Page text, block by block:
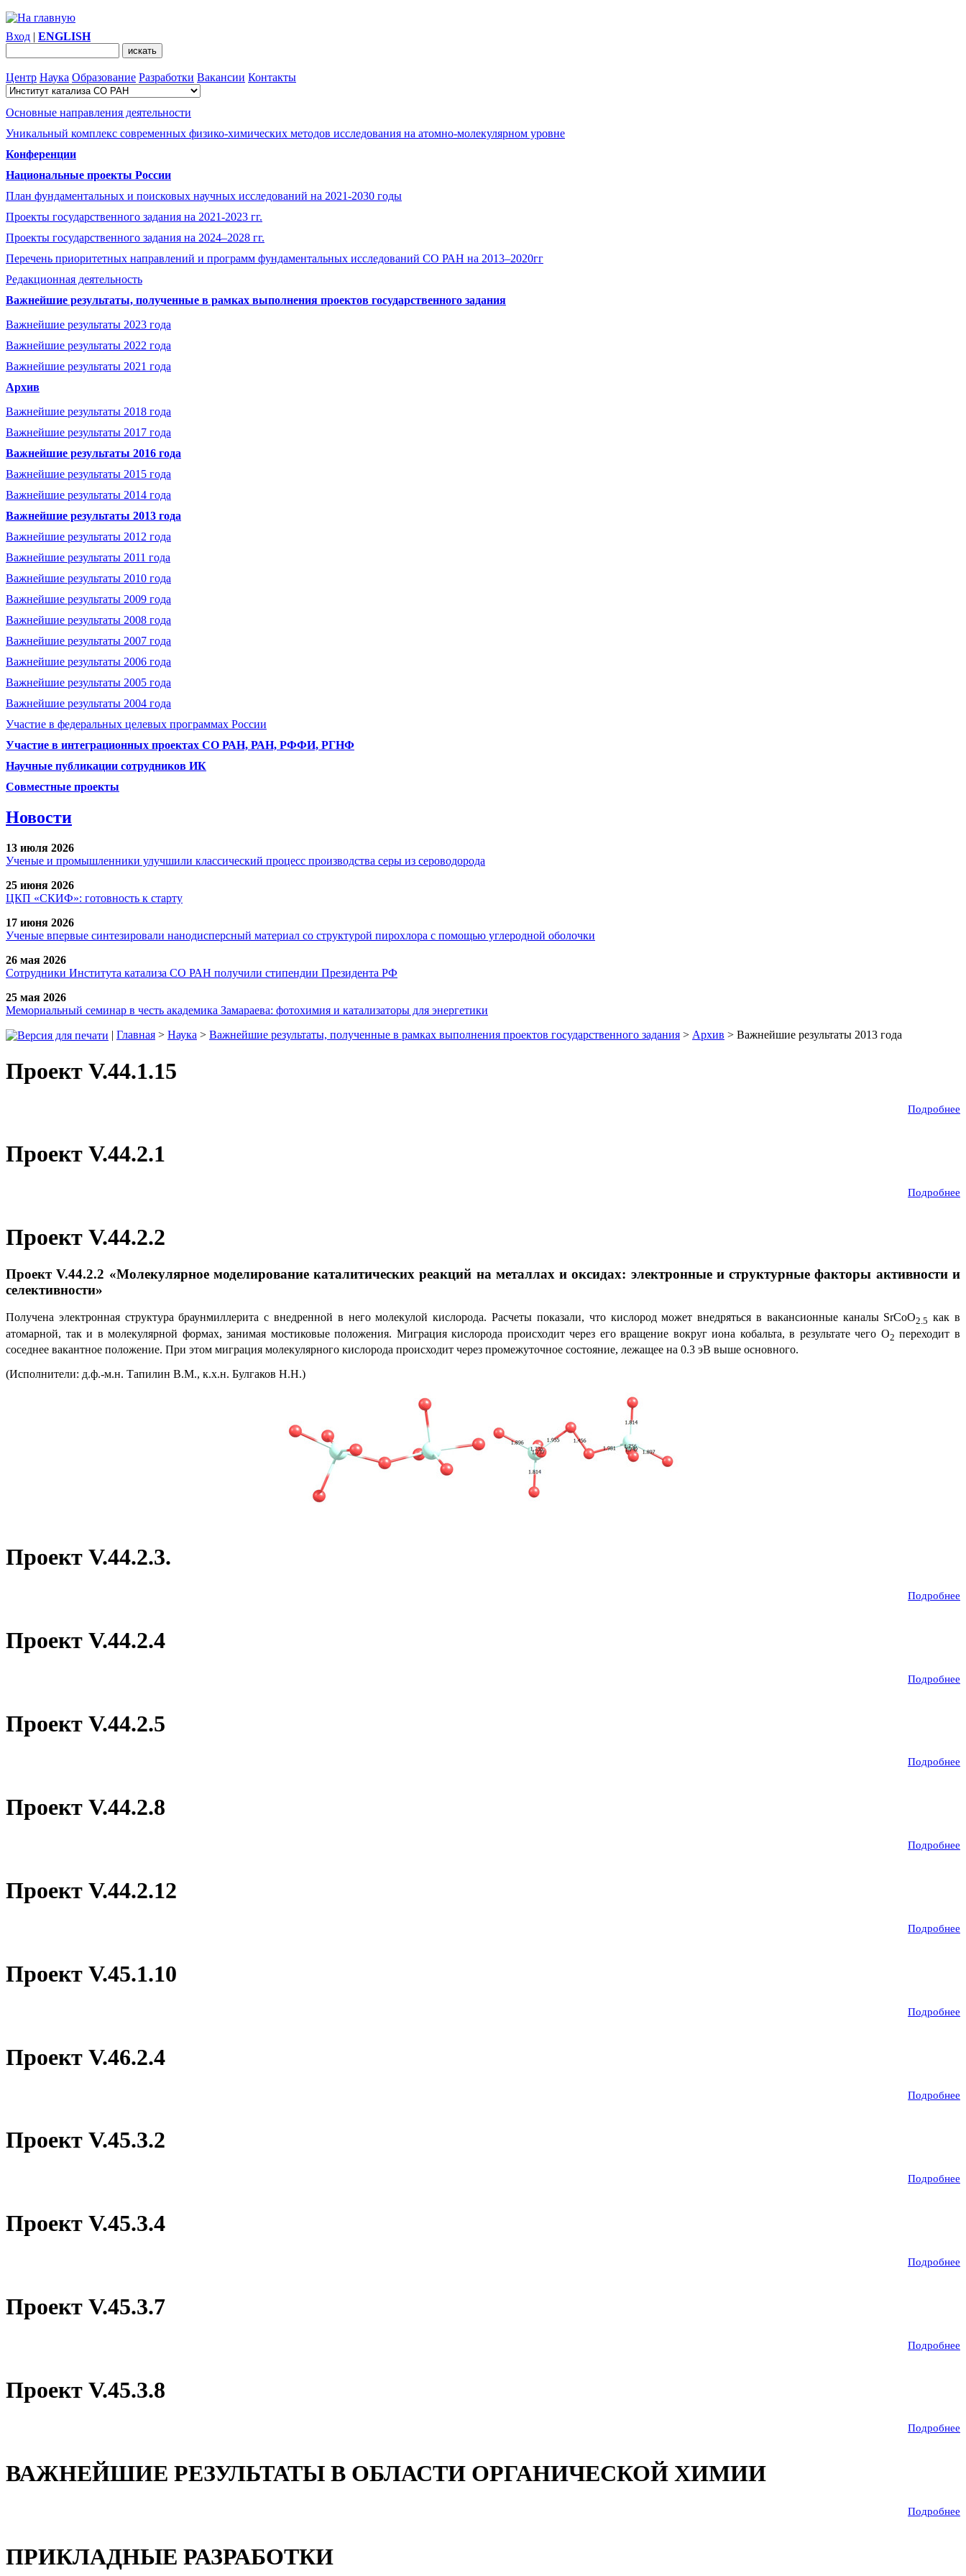
Вход | ENGLISH
Центр Наука Образование Разработки Вакансии Контакты
Основные направления деятельности
Уникальный комплекс современных физико-химических методов исследования на атомно-молекулярном уровне
Конференции
Национальные проекты России
План фундаментальных и поисковых научных исследований на 2021-2030 годы
Проекты государственного задания на 2021-2023 гг.
Проекты государственного задания на 2024–2028 гг.
Перечень приоритетных направлений и программ фундаментальных исследований СО РАН на 2013–2020гг
Редакционная деятельность
Важнейшие результаты, полученные в рамках выполнения проектов государственного задания
Важнейшие результаты 2023 года
Важнейшие результаты 2022 года
Важнейшие результаты 2021 года
Архив
Важнейшие результаты 2018 года
Важнейшие результаты 2017 года
Важнейшие результаты 2016 года
Важнейшие результаты 2015 года
Важнейшие результаты 2014 года
Важнейшие результаты 2013 года
Важнейшие результаты 2012 года
Важнейшие результаты 2011 года
Важнейшие результаты 2010 года
Важнейшие результаты 2009 года
Важнейшие результаты 2008 года
Важнейшие результаты 2007 года
Важнейшие результаты 2006 года
Важнейшие результаты 2005 года
Важнейшие результаты 2004 года
Участие в федеральных целевых программах России
Участие в интеграционных проектах СО РАН, РАН, РФФИ, РГНФ
Научные публикации сотрудников ИК
Совместные проекты
Новости
13 июля 2026
Ученые и промышленники улучшили классический процесс производства серы из сероводорода
25 июня 2026
ЦКП «СКИФ»: готовность к старту
17 июня 2026
Ученые впервые синтезировали нанодисперсный материал со структурой пирохлора с помощью углеродной оболочки
26 мая 2026
Сотрудники Института катализа СО РАН получили стипендии Президента РФ
25 мая 2026
Мемориальный семинар в честь академика Замараева: фотохимия и катализаторы для энергетики
| Главная > Наука > Важнейшие результаты, полученные в рамках выполнения проектов государственного задания > Архив > Важнейшие результаты 2013 года
Проект V.44.1.15
Подробнее
Проект V.44.2.1
Подробнее
Проект V.44.2.2
Проект V.44.2.2 «Молекулярное моделирование каталитических реакций на металлах и оксидах: электронные и структурные факторы активности и
селективности»
Получена электронная структура браунмиллерита с внедренной в него молекулой кислорода. Расчеты показали, что кислород может внедряться в вакансионные каналы SrCoO2.5 как в
атомарной, так и в молекулярной формах, занимая мостиковые положения. Миграция кислорода происходит через его вращение вокруг иона кобальта, в результате чего O2 переходит в
соседнее вакантное положение. При этом миграция молекулярного кислорода происходит через промежуточное состояние, лежащее на 0.3 эВ выше основного.
(Исполнители: д.ф.-м.н. Тапилин В.М., к.х.н. Булгаков Н.Н.)
Проект V.44.2.3.
Подробнее
Проект V.44.2.4
Подробнее
Проект V.44.2.5
Подробнее
Проект V.44.2.8
Подробнее
Проект V.44.2.12
Подробнее
Проект V.45.1.10
Подробнее
Проект V.46.2.4
Подробнее
Проект V.45.3.2
Подробнее
Проект V.45.3.4
Подробнее
Проект V.45.3.7
Подробнее
Проект V.45.3.8
Подробнее
ВАЖНЕЙШИЕ РЕЗУЛЬТАТЫ В ОБЛАСТИ ОРГАНИЧЕСКОЙ ХИМИИ
Подробнее
ПРИКЛАДНЫЕ РАЗРАБОТКИ